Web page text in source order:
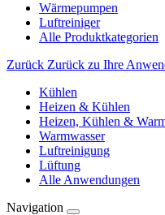
Wärmepumpen
Luftreiniger
Alle Produktkategorien
Zurück Zurück zu Ihre
Kühlen
Heizen & Kühlen
Heizen, Kühlen &
Warmwasser
Luftreinigung
Lüftung
Alle Anwendungen
Navigation